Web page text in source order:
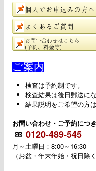
ご案内
検査は予約制です。
検査結果は後日郵送にな
結果説明をご希望の方
お問い合わせ・ご予約につ
0120-489-545
月～土曜日：8:00～16:30
（お盆・年末年始・祝日除く